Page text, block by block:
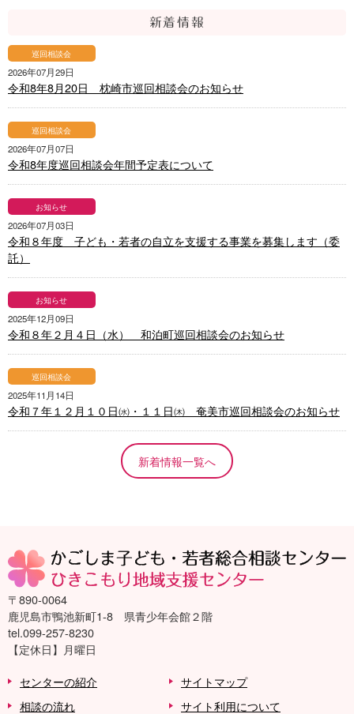
新着情報
巡回相談会
2026年07月29日
令和8年8月20日 枕崎市巡回相談会のお知らせ
巡回相談会
2026年07月07日
令和8年度巡回相談会年間予定表について
お知らせ
2026年07月03日
令和８年度 子ども・若者の自立を支援する事業を募集します（委
託）
お知らせ
2025年12月09日
令和８年２月４日（水） 和泊町巡回相談会のお知らせ
巡回相談会
2025年11月14日
令和７年１２月１０日㈬・１１日㈭ 奄美市巡回相談会のお知らせ
新着情報一覧へ
〒890-0064
鹿児島市鴨池新町1-8 県青少年会館２階
tel.099-257-8230
【定休日】月曜日
センターの紹介
相談の流れ
サイトマップ
サイト利用について